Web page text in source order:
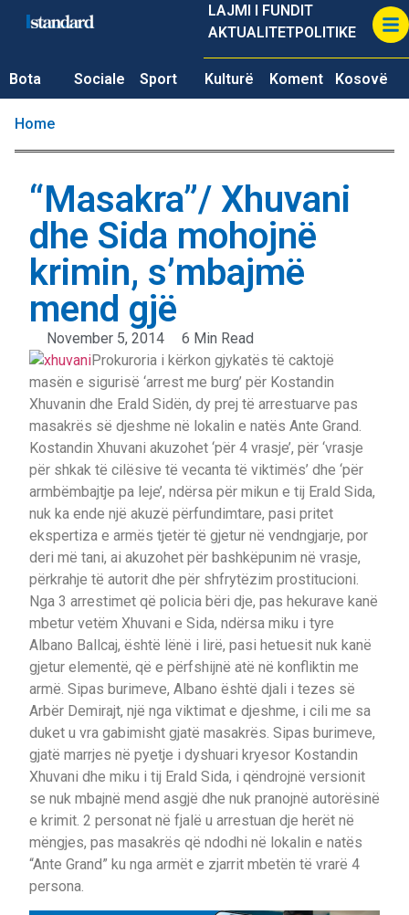
LAJMI I FUNDIT
AKTUALITETPOLITIKE
Bota Sociale Sport Kulturë Koment Kosovë
Home
“Masakra”/ Xhuvani
dhe Sida mohojnë
krimin, s’mbajmë
mend gjë
November 5, 2014
6 Min Read
Prokuroria i kërkon gjykatës të caktojë
masën e sigurisë ‘arrest me burg’ për Kostandin
Xhuvanin dhe Erald Sidën, dy prej të arrestuarve pas
masakrës së djeshme në lokalin e natës Ante Grand.
Kostandin Xhuvani akuzohet ‘për 4 vrasje’, për ‘vrasje
për shkak të cilësive të vecanta të viktimës’ dhe ‘për
armbëmbajtje pa leje’, ndërsa për mikun e tij Erald Sida,
nuk ka ende një akuzë përfundimtare, pasi pritet
ekspertiza e armës tjetër të gjetur në vendngjarje, por
deri më tani, ai akuzohet për bashkëpunim në vrasje,
përkrahje të autorit dhe për shfrytëzim prostitucioni.
Nga 3 arrestimet që policia bëri dje, pas hekurave kanë
mbetur vetëm Xhuvani e Sida, ndërsa miku i tyre
Albano Ballcaj, është lënë i lirë, pasi hetuesit nuk kanë
gjetur elementë, që e përfshijnë atë në konfliktin me
armë. Sipas burimeve, Albano është djali i tezes së
Arbër Demirajt, një nga viktimat e djeshme, i cili me sa
duket u vra gabimisht gjatë masakrës. Sipas burimeve,
gjatë marrjes në pyetje i dyshuari kryesor Kostandin
Xhuvani dhe miku i tij Erald Sida, i qëndrojnë versionit
se nuk mbajnë mend asgjë dhe nuk pranojnë autorësinë
e krimit. 2 personat në fjalë u arrestuan dje herët në
mëngjes, pas masakrës që ndodhi në lokalin e natës
“Ante Grand” ku nga armët e zjarrit mbetën të vrarë 4
persona.